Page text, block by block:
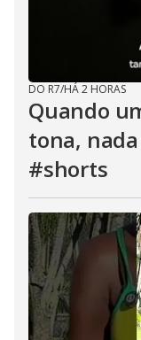
DO R7/HÁ 2 HORAS
Quando
tona,
#shorts